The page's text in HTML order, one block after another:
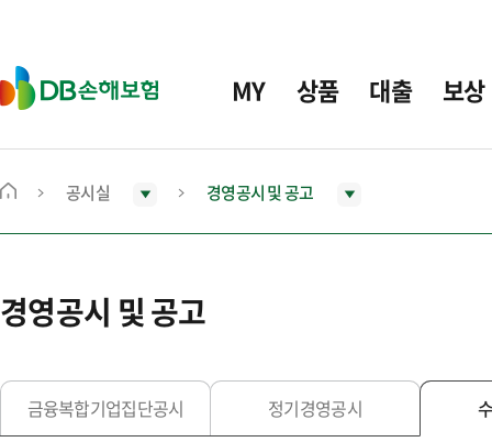
D
B
보
MY 상품 대출 보상
메
으
로
동
공시실 경영공시 및 공고
경영공시 및 공고
금융복합기업집단공시 정기경영공시